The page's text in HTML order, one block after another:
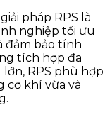
pháp RPS là
nghiệp tối ưu
đảm bảo tính
tích hợp đa
RPS phù hợp
cơ khí vừa và